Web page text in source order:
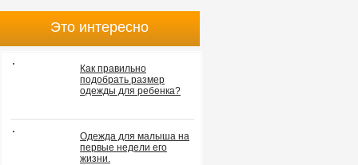
Это интересно
Как правильно
подобрать размер
одежды для ребенка?
Одежда для малыша на
первые недели его
жизни.